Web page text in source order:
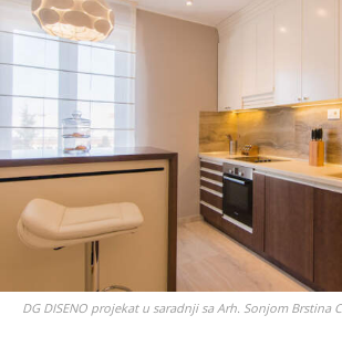
DG DISENO projekat u saradnji sa Arh. Sonjom Brstina